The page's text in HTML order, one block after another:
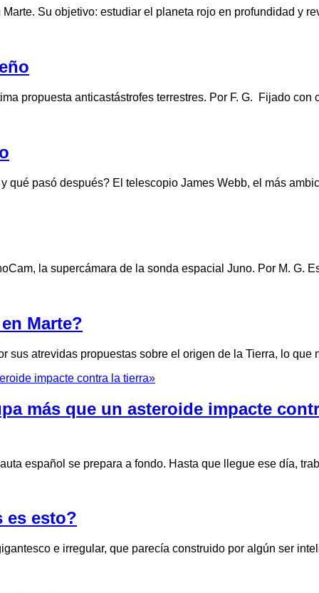
Su objetivo: estudiar el planeta rojo en profundidad y
propuesta anticastástrofes terrestres. Por F. G. Fijado
qué pasó después? El telescopio James Webb, el más
la supercámara de la sonda espacial Juno. Por M. G.
Marte?
sus atrevidas propuestas sobre el origen de la Tierra, lo
más que un asteroide impacte
español se prepara a fondo. Hasta que llegue ese día,
es esto?
e irregular, que parecía construido por algún ser